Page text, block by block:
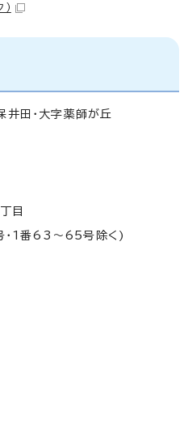
井田・大字薬師が丘
目
・1番63～65号除く)